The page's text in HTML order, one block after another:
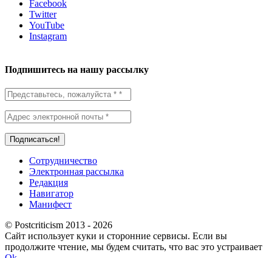
Facebook
Twitter
YouTube
Instagram
Подпишитесь на нашу рассылку
Сотрудничество
Электронная рассылка
Редакция
Навигатор
Манифест
© Postcriticism 2013 - 2026
Сайт использует куки и сторонние сервисы. Если вы
продолжите чтение, мы будем считать, что вас это устраивает